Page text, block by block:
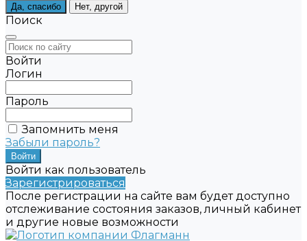
Да, спасибо Нет, другой
Поиск
Войти
Логин
Пароль
Запомнить меня
Забыли пароль?
Войти как пользователь
Зарегистрироваться
После регистрации на сайте вам будет доступно
отслеживание состояния заказов, личный кабинет
и другие новые возможности